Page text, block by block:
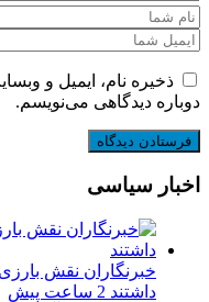
ذخیره نام، ایمیل و
دوباره دیدگاهی می‌نویسم.
اخبار سیاسی
خبرنگاران نقش
داشتند 2 ساعت پیش